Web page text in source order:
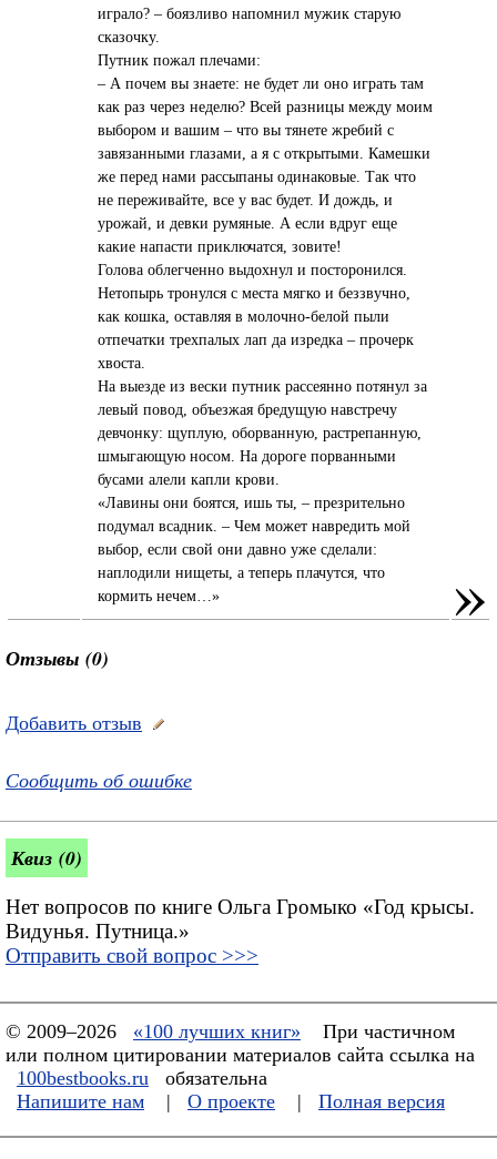
играло? – боязливо напомнил мужик старую
сказочку.
Путник пожал плечами:
– А почем вы знаете: не будет ли оно играть там
как раз через неделю? Всей разницы между моим
выбором и вашим – что вы тянете жребий с
завязанными глазами, а я с открытыми. Камешки
же перед нами рассыпаны одинаковые. Так что
не переживайте, все у вас будет. И дождь, и
урожай, и девки румяные. А если вдруг еще
какие напасти приключатся, зовите!
Голова облегченно выдохнул и посторонился.
Нетопырь тронулся с места мягко и беззвучно,
как кошка, оставляя в молочно-белой пыли
отпечатки трехпалых лап да изредка – прочерк
хвоста.
На выезде из вески путник рассеянно потянул за
левый повод, объезжая бредущую навстречу
девчонку: щуплую, оборванную, растрепанную,
шмыгающую носом. На дороге порванными
бусами алели капли крови.
«Лавины они боятся, ишь ты, – презрительно
подумал всадник. – Чем может навредить мой
выбор, если свой они давно уже сделали:
наплодили нищеты, а теперь плачутся, что
кормить нечем…»
»
Отзывы (0)
Добавить отзыв
Сообщить об ошибке
Квиз (0)
Нет вопросов по книге Ольга Громыко «Год крысы.
Видунья. Путница.»
Отправить свой вопрос >>>
© 2009–2026 «100 лучших книг»
При частичном
или полном цитировании материалов сайта ссылка на
100bestbooks.ru
обязательна
Напишите нам
| О проекте | Полная версия